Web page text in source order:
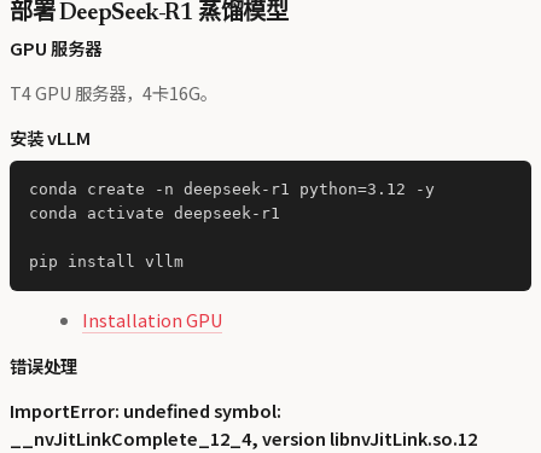
部署 DeepSeek-R1 蒸馏模型
GPU 服务器
T4 GPU 服务器，4卡16G。
安装 vLLM
conda create -n deepseek-r1 python=3.12 -y
conda activate deepseek-r1
Installation GPU
错误处理
ImportError: undefined symbol:
__nvJitLinkComplete_12_4, version libnvJitLink.so.12